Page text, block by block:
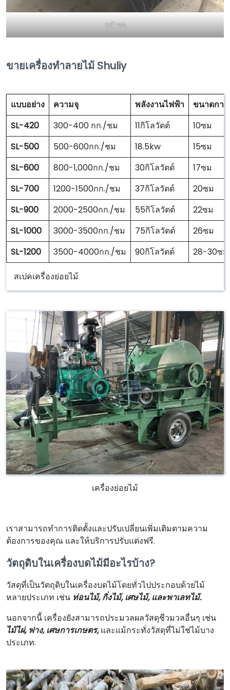
หน้าจอ
ขายเครื่องทำลายไม้ Shuliy
แบบอย่าง ความจุ พลังงานไฟฟ้า
ขนาดกา
SL-420
300-400 กก./ชม 11กิโลวัตต์
10ซม
SL-500
500-600กก./ชม 18.5kw
15ซม
SL-600
800-1,000กก./ชม 30กิโลวัตต์
17ซม
SL-700
1200-1500กก./ชม 37กิโลวัตต์
20ซม
SL-900
2000-2500กก./ชม 55กิโลวัตต์
22ซม
SL-1000
3000-3500กก./ชม 75กิโลวัตต์
26ซม
SL-1200
3500-4000กก./ชม 90กิโลวัตต์ 28-30ซม
สเปคเครื่องย่อยไม้
เครื่องย่อยไม้
เราสามารถทำการติดตั้งและปรับเปลี่ยนเพิ่มเติมตามความ
ต้องการของคุณ และให้บริการปรับแต่งฟรี.
วัตถุดิบในเครื่องบดไม้มีอะไรบ้าง?
วัสดุที่เป็นวัตถุดิบในเครื่องบดไม้โดยทั่วไปประกอบด้วยไม้
หลายประเภท เช่น ท่อนไม้, กิ่งไม้, เศษไม้, และพาเลทไม้.
นอกจากนี้ เครื่องยังสามารถประมวลผลวัสดุชีวมวลอื่นๆ เช่น
ไม้ไผ่, ฟาง, เศษการเกษตร,และแม้กระทั่งวัสดุที่ไม่ใช่ไม้บาง
ประเภท.